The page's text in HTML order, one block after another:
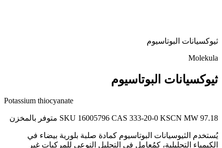
ثيوكسيانات البوتاسيوم
Molekula
ثيوكسيانات البوتاسيوم
Potassium thiocyanate
SKU 16005796 CAS 333-20-0 KSCN MW 97.18 متوفر بالمخزن
يُستخدم الثيوسيانات البوتاسيوم كمادة صلبة بلورية بيضاء في
الكيمياء التحليلية، كمُعامل في التحليل النوعي للمركبات غير